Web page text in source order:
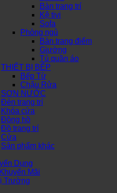
Bàn trang trí
Kệ tivi
Sofa
Phòng ngủ
Bàn trang điểm
Giường
Tủ quần áo
THIẾT BỊ BẾP
Bếp Từ
Chậu Rửa
SƠN NƯỚC
Đèn trang trí
Khóa cửa
Đồng hồ
Đồ trang trí
Cửa
Sản phẩm khác
Dụng
Mãi
Trường